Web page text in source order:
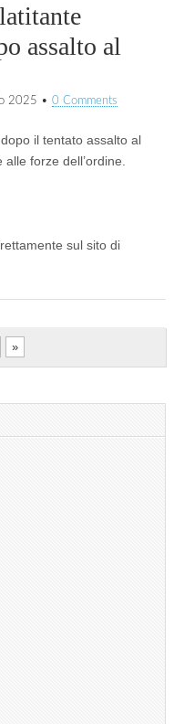
assalto al
2025 • 0 Comments
il tentato assalto al
forze dell’ordine.
sul sito di
»